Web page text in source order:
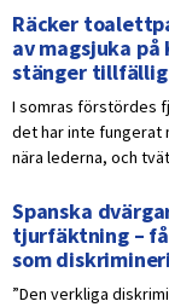
Räcker
av magsjuka
stänger
I somras förstördes
det har inte fungerat
nära lederna, och
Spanska
tjurfäktning –
som
”Den verkliga